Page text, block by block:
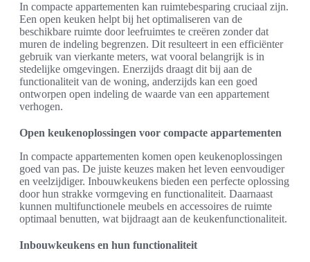
In compacte appartementen kan ruimtebesparing cruciaal zijn.
Een open keuken helpt bij het optimaliseren van de
beschikbare ruimte door leefruimtes te creëren zonder dat
muren de indeling begrenzen. Dit resulteert in een efficiënter
gebruik van vierkante meters, wat vooral belangrijk is in
stedelijke omgevingen. Enerzijds draagt dit bij aan de
functionaliteit van de woning, anderzijds kan een goed
ontworpen open indeling de waarde van een appartement
verhogen.
Open keukenoplossingen voor compacte appartementen
In compacte appartementen komen open keukenoplossingen
goed van pas. De juiste keuzes maken het leven eenvoudiger
en veelzijdiger. Inbouwkeukens bieden een perfecte oplossing
door hun strakke vormgeving en functionaliteit. Daarnaast
kunnen multifunctionele meubels en accessoires de ruimte
optimaal benutten, wat bijdraagt aan de keukenfunctionaliteit.
Inbouwkeukens en hun functionaliteit